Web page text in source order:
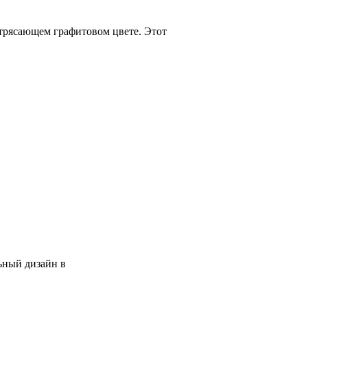
графитовом цвете. Этот
дизайн в